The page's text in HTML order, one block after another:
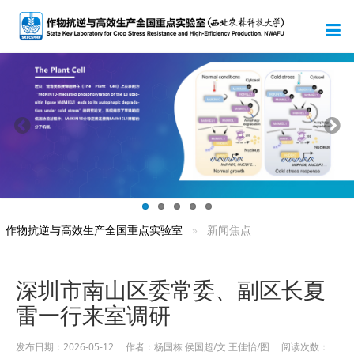
作物抗逆与高效生产全国重点实验室 新闻焦点
深圳市南山区委常委、副区长夏
雷一行来室调研
发布日期：2026-05-12 作者：杨国栋 侯国超/文 王佳怡/图 阅读次数：